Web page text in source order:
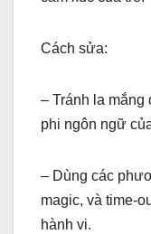
Cách sửa:
– Tránh la mắng
phi ngôn ngữ
– Dùng các
magic, và time-
hành vi.